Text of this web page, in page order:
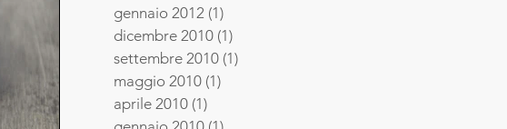
gennaio 2012 (1)
dicembre 2010 (1)
settembre 2010 (1)
maggio 2010 (1)
aprile 2010 (1)